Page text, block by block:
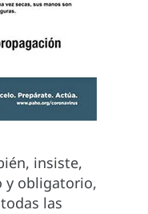
insiste,
y obligatorio,
las